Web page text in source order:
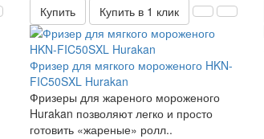
Купить
Купить в 1 клик
Фризер для мягкого мороженого HKN-
FIC50SXL Hurakan
Фризеры для жареного мороженого
Hurakan позволяют легко и просто
готовить «жареные» ролл..